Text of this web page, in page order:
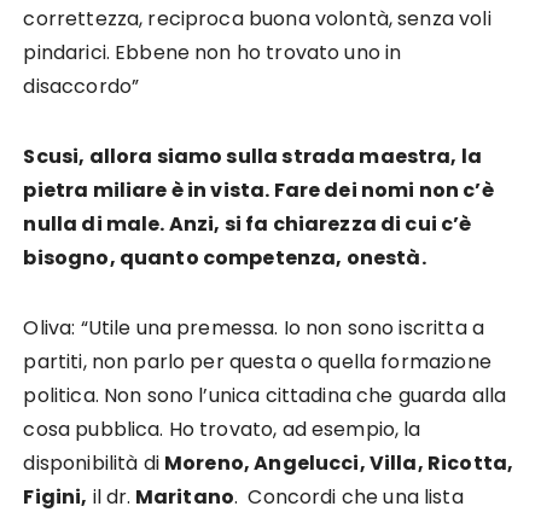
correttezza, reciproca buona volontà, senza voli
pindarici. Ebbene non ho trovato uno in
disaccordo”
Scusi, allora siamo sulla strada maestra, la
pietra miliare è in vista. Fare dei nomi non c’è
nulla di male. Anzi, si fa chiarezza di cui c’è
bisogno, quanto competenza, onestà.
Oliva: “Utile una premessa. Io non sono iscritta a
partiti, non parlo per questa o quella formazione
politica. Non sono l’unica cittadina che guarda alla
cosa pubblica. Ho trovato, ad esempio, la
disponibilità di Moreno, Angelucci, Villa, Ricotta,
Figini, il dr. Maritano. Concordi che una lista